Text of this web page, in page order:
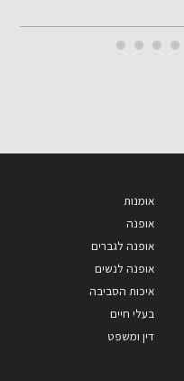
אומנות
אופנה
אופנה לגברים
אופנה לנשים
איכות הסביבה
בעלי חיים
דין ומשפט